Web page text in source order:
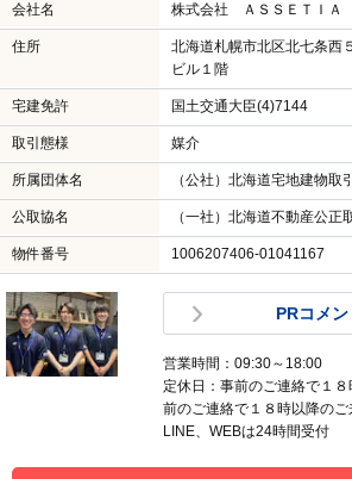
会社名 株式会社 ＡＳＳＥＴＩＡ
住所
北海道札幌市北区北七条
ビル１階
宅建免許 国土交通大臣(4)7144
取引態様 媒介
所属団体名 （公社）北海道宅地建物取
公取協名 （一社）北海道不動産公正
物件番号 1006207406-01041167
PRコメ
営業時間：09:30～18:00
定休日：事前のご連絡で１
前のご連絡で１８時以降の
LINE、WEBは24時間受付